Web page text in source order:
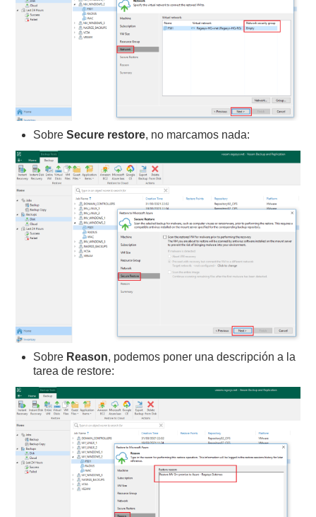
SobreSecure restore, no marcamos nada:
Sobre Reason, podemos poner una descripción a la
tarea de restore: